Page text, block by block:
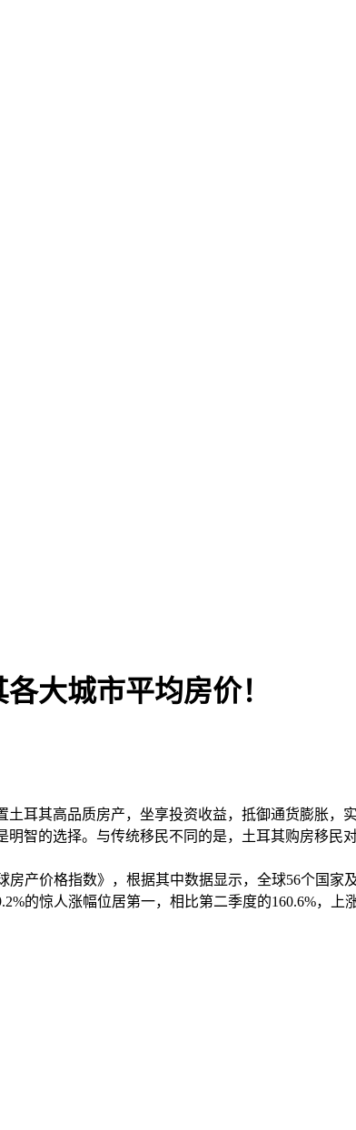
大城市平均房价！
耳其高品质房产，坐享投资收益，抵御通货膨胀，
智的选择。与传统移民不同的是，土耳其购房移民
产价格指数》，根据其中数据显示，全球56个国家
的惊人涨幅位居第一，相比第二季度的160.6%，上